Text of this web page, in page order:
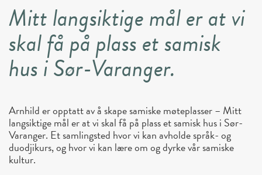
Mitt langsiktige mål er at vi
skal få på plass et samisk
hus i Sør-Varanger.
Arnhild er opptatt av å skape samiske møteplasser – Mitt
langsiktige mål er at vi skal få på plass et samisk hus i Sør-
Varanger. Et samlingsted hvor vi kan avholde språk- og
duodjikurs, og hvor vi kan lære om og dyrke vår samiske
kultur.